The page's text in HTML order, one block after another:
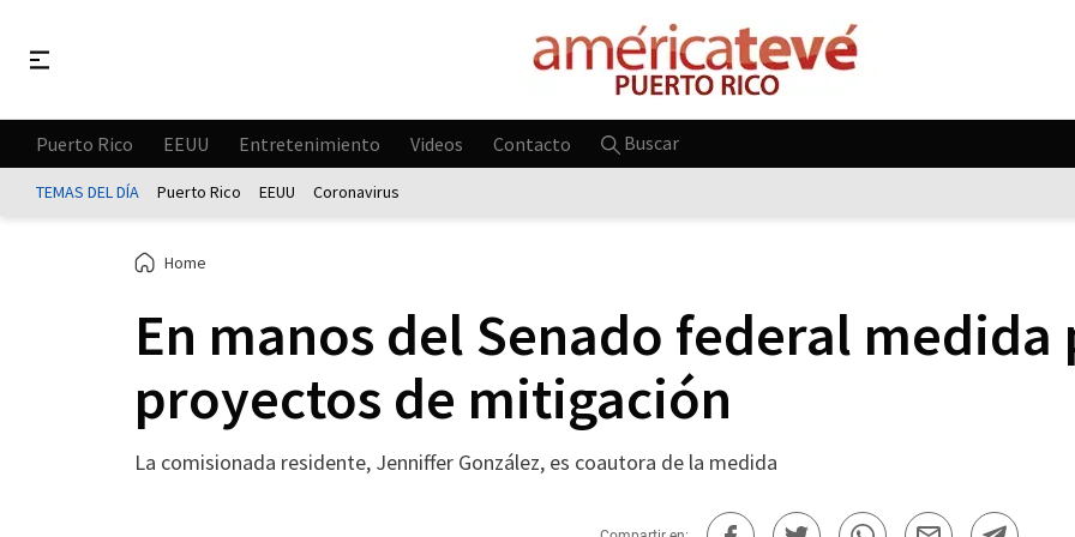
Puerto Rico EEUU Entretenimiento Videos Contacto Buscar
TEMAS DEL DÍA Puerto Rico EEUU Coronavirus
Home
En manos del Senado federal
proyectos de mitigación
La comisionada residente, Jenniffer González, es coautora de la medida